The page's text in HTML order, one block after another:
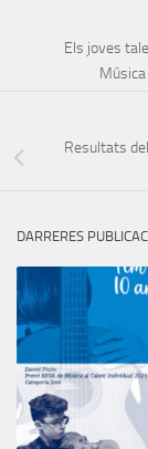
Els joves
Resultats
DARRERES